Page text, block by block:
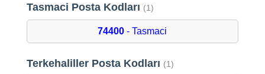
Tasmaci Posta Kodları (1)
74400 - Tasmaci
Terkehaliller Posta Kodları (1)